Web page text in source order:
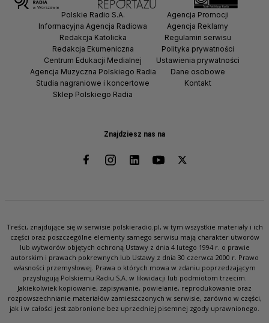
Znajdziesz nas na
Polskie Radio S.A.
Informacyjna Agencja Radiowa
Redakcja Katolicka
Redakcja Ekumeniczna
Centrum Edukacji Medialnej
Agencja Muzyczna Polskiego Radia
Studia nagraniowe i koncertowe
Sklep Polskiego Radia
Agencja Promocji
Agencja Reklamy
Regulamin serwisu
Polityka prywatności
Ustawienia prywatności
Dane osobowe
Kontakt
Treści, znajdujące się w serwisie polskieradio.pl, w tym wszystkie materiały i ich
części oraz poszczególne elementy samego serwisu mają charakter utworów
lub wytworów objętych ochroną Ustawy z dnia 4 lutego 1994 r. o prawie
autorskim i prawach pokrewnych lub Ustawy z dnia 30 czerwca 2000 r. Prawo
własności przemysłowej. Prawa o których mowa w zdaniu poprzedzającym
przysługują Polskiemu Radiu S.A. w likwidacji lub podmiotom trzecim.
Jakiekolwiek kopiowanie, zapisywanie, powielanie, reprodukowanie oraz
rozpowszechnianie materiałów zamieszczonych w serwisie, zarówno w części,
jak i w całości jest zabronione bez uprzedniej pisemnej zgody uprawnionego.